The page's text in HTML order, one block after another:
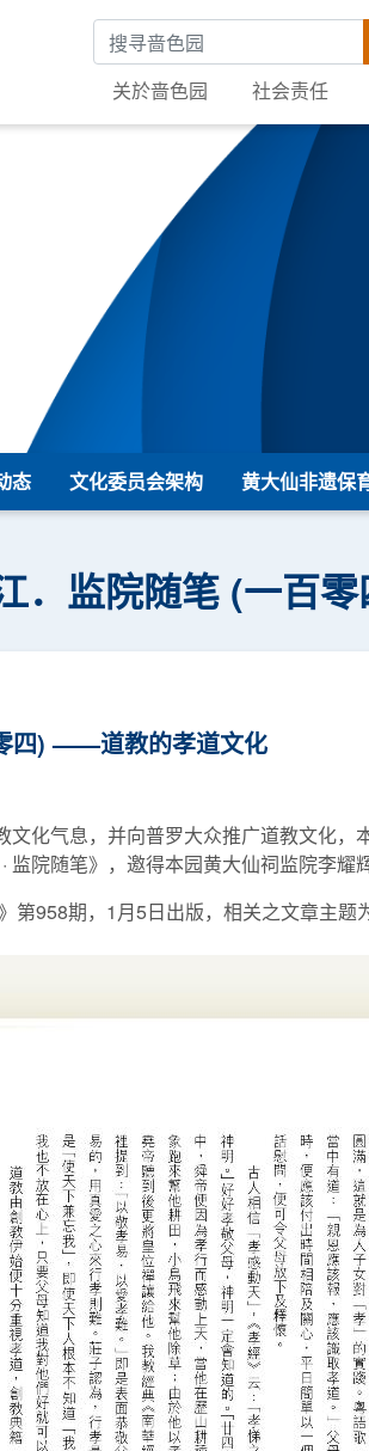
搜寻关键字
关於啬色园
社会责任
态 文化委员会架构 黄大仙非遗保
．监院随笔 (一百
四) ——道教的孝道文化
化气息，并向普罗大众推广道教文化
监院随笔》，邀得本园黄大仙祠监院李耀
958期，1月5日出版，相关之文章主题